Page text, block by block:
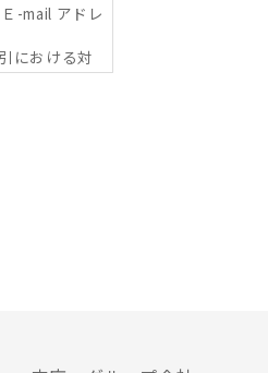
-mail アドレ
における対
する契約
以下同